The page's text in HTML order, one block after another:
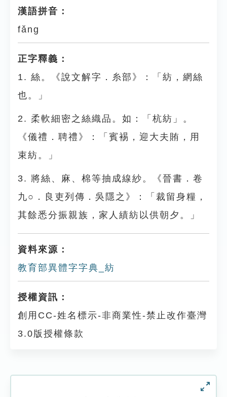
漢語拼音：
fǎng
正字釋義：
1. 絲。《說文解字．糸部》：「紡，網絲
也。」
2. 柔軟細密之絲織品。如：「杭紡」。
《儀禮．聘禮》：「賓裼，迎大夫賄，用
束紡。」
3. 將絲、麻、棉等抽成線紗。《晉書．卷
九○．良吏列傳．吳隱之》：「裁留身糧，
其餘悉分振親族，家人績紡以供朝夕。」
資料來源：
教育部異體字字典_紡
授權資訊：
創用CC-姓名標示-非商業性-禁止改作臺灣
3.0版授權條款